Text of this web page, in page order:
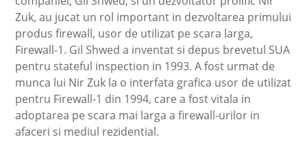
Zuk, au jucat un rol important in dezvoltarea primului
produs firewall, usor de utilizat pe scara larga,
Firewall-1. Gil Shwed a inventat si depus brevetul SUA
pentru stateful inspection in 1993. A fost urmat de
munca lui Nir Zuk la o interfata grafica usor de utilizat
pentru Firewall-1 din 1994, care a fost vitala in
adoptarea pe scara mai larga a firewall-urilor in
afaceri si mediul rezidential.